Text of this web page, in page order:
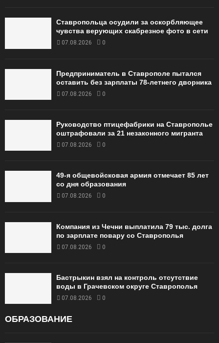
Ставропольца осудили за оскорбляющее
чувства верующих скабрезное фото в сети
07.08.2026 0
Предприниматель в Ставрополе пытался
оставить без зарплаты 78-летнего дворника
07.08.2026 0
Руководство птицефабрики на Ставрополье
оштрафовали за 21 незаконного мигранта
07.08.2026 0
49‑я общевойсковая армия отмечает 85 лет
со дня образования
07.08.2026 0
Компания из Чечни выплатила 79 тыс. долга
по зарплате повару со Ставрополья
07.08.2026 0
Бастрыкин взял на контроль отсутствие
воды в Грачевском округе Ставрополья
07.08.2026 0
ОБРАЗОВАНИЕ